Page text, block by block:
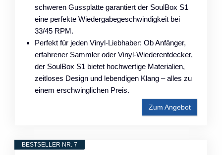
schweren Gussplatte garantiert der SoulBox S1
eine perfekte Wiedergabegeschwindigkeit bei
33/45 RPM.
Perfekt für jeden Vinyl-Liebhaber: Ob Anfänger,
erfahrener Sammler oder Vinyl-Wiederentdecker,
der SoulBox S1 bietet hochwertige Materialien,
zeitloses Design und lebendigen Klang – alles zu
einem erschwinglichen Preis.
Zum Angebot
BESTSELLER NR. 7